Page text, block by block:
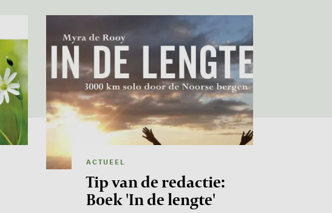
ACTUEEL
Tip van de redactie:
Boek 'In de lengte'